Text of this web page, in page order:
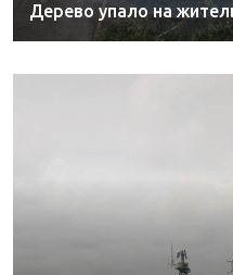
Дерево упало на